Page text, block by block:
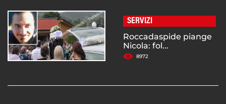
SERVIZI
Roccadaspide piange
Nicola: fol...
8972